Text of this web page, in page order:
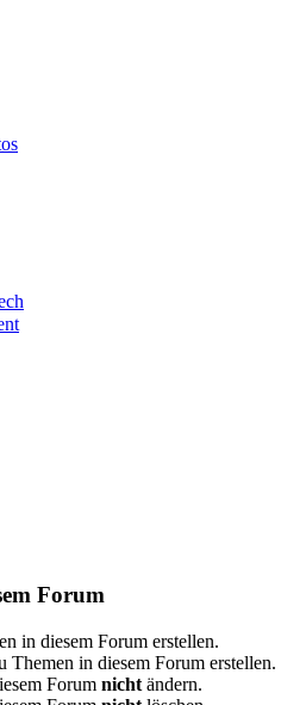
Forum
in diesem Forum erstellen.
Themen in diesem Forum erstellen.
Forum nicht ändern.